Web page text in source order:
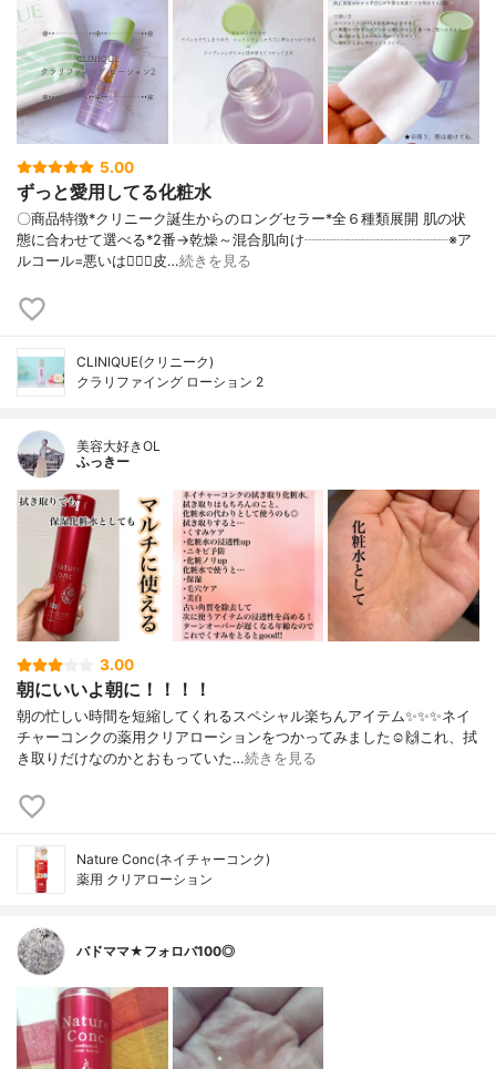
5.00
ずっと愛用してる化粧水
〇商品特徴*クリニーク誕生からのロングセラー*全６種類展開 肌の状
態に合わせて選べる*2番→乾燥～混合肌向け┈┈┈┈┈┈┈┈┈┈※ア
ルコール=悪いは🙅‍♀️❌皮…続きを見る
CLINIQUE(クリニーク)
クラリファイング ローション 2
美容大好きOL
ふっきー
3.00
朝にいいよ朝に！！！！
朝の忙しい時間を短縮してくれるスペシャル楽ちんアイテム✨✨✨ネイ
チャーコンクの薬用クリアローションをつかってみました☺️🙌これ、拭
き取りだけなのかとおもっていた…続きを見る
Nature Conc(ネイチャーコンク)
薬用 クリアローション
バドママ★フォロバ100◎